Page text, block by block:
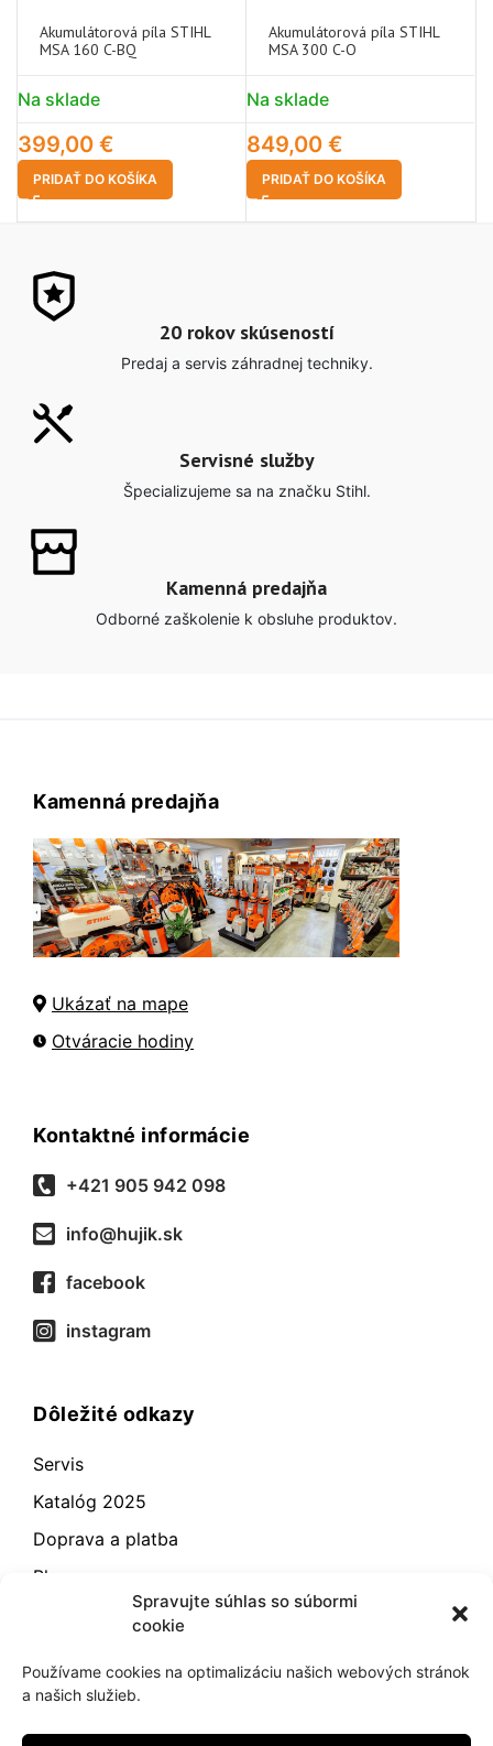
Spravujte súhlas so súbormi
cookie
Používame cookies na optimalizáciu našich webových stránok
a našich služieb.
Akumulátorová píla STIHL
MSA 160 C-BQ
Na sklade
399,00 €
PRIDAŤ DO KOŠÍKA
Akumulátorová píla STIHL
MSA 300 C-O
Na sklade
849,00 €
PRIDAŤ DO KOŠÍKA
20 rokov skúseností
Predaj a servis záhradnej techniky.
Servisné služby
Špecializujeme sa na značku Stihl.
Kamenná predajňa
Odborné zaškolenie k obsluhe produktov.
Kamenná predajňa
Ukázať na mape
Otváracie hodiny
Kontaktné informácie
+421 905 942 098
info@hujik.sk
facebook
instagram
Dôležité odkazy
Servis
Katalóg 2025
Doprava a platba
Blog
Odstúpenie od zmluvy